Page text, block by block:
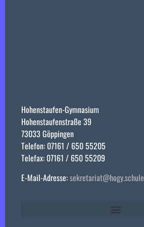
Hohenstaufen-Gymnasium
Hohenstaufenstraße 39
73033 Göppingen
Telefon: 07161 / 650 55205
Telefax: 07161 / 650 55209
E-Mail-Adresse:sekretariat@hogy.schule